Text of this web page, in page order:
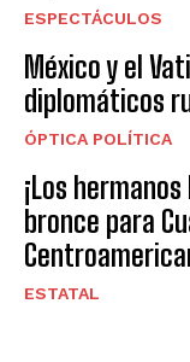
ESPECTÁCULOS
México y el
diplomáticos
ÓPTICA POLÍTICA
¡Los
bronce para
ESTATAL